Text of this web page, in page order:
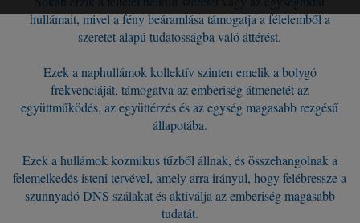
hullámait, mivel a fény beáramlása támogatja a félelemből a
szeretet alapú tudatosságba való áttérést.
Ezek a naphullámok kollektív szinten emelik a bolygó
frekvenciáját, támogatva az emberiség átmenetét az
együttműködés, az együttérzés és az egység magasabb rezgésű
állapotába.
Ezek a hullámok kozmikus tűzből állnak, és összehangolnak a
felemelkedés isteni tervével, amely arra irányul, hogy felébressze a
szunnyadó DNS szálakat és aktiválja az emberiség magasabb
tudatát.